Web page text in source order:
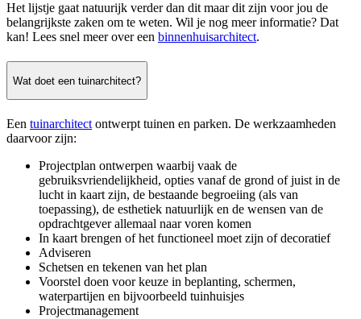
Het lijstje gaat natuurijk verder dan dit maar dit zijn voor jou de
belangrijkste zaken om te weten. Wil je nog meer informatie? Dat
kan! Lees snel meer over een binnenhuisarchitect.
Wat doet een tuinarchitect?
Een tuinarchitect ontwerpt tuinen en parken. De werkzaamheden
daarvoor zijn:
Projectplan ontwerpen waarbij vaak de
gebruiksvriendelijkheid, opties vanaf de grond of juist in de
lucht in kaart zijn, de bestaande begroeiing (als van
toepassing), de esthetiek natuurlijk en de wensen van de
opdrachtgever allemaal naar voren komen
In kaart brengen of het functioneel moet zijn of decoratief
Adviseren
Schetsen en tekenen van het plan
Voorstel doen voor keuze in beplanting, schermen,
waterpartijen en bijvoorbeeld tuinhuisjes
Projectmanagement